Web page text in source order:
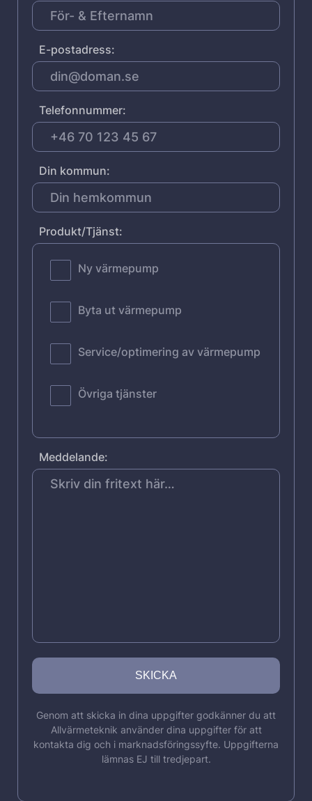
E-postadress:
Telefonnummer:
Din kommun:
Produkt/Tjänst:
Ny värmepump
Byta ut värmepump
Service/optimering av värmepump
Övriga tjänster
Meddelande:
Genom att skicka in dina uppgifter godkänner du att
Allvärmeteknik använder dina uppgifter för att
kontakta dig och i marknadsföringssyfte. Uppgifterna
lämnas EJ till tredjepart.